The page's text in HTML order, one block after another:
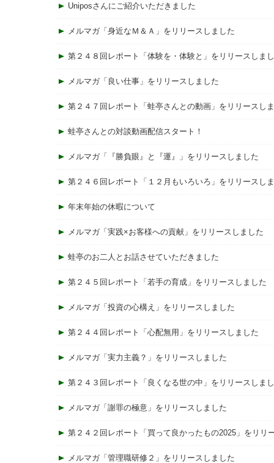
Uniposさんにご紹介いただきました
メルマガ「身近なＭ＆Ａ」をリリースしました
第２４８回レポート「体験を・体験と」をリリースしま
メルマガ「良い仕事」をリリースしました
第２４７回レポート「蛙亭さんとの動画」をリリースし
蛙亭さんとの対談動画配信スタート！
メルマガ「『勝負眼』と『運』」をリリースしました
第２４６回レポート「１２月もいろいろ」をリリースし
年末年始の休暇について
メルマガ「実践×お客様への貢献」をリリースしました
蛙亭のお二人とお話させていただきました
第２４５回レポート「若手の育成」をリリースしました
メルマガ「投資の心構え」をリリースしました
第２４４回レポート「心配無用」をリリースしました
メルマガ「実力主義？」をリリースしました
第２４３回レポート「良くなる世の中」をリリースしま
メルマガ「謝罪の極意」をリリースしました
第２４２回レポート「買って良かったもの2025」をリリ
メルマガ「管理職研修２」をリリースしました